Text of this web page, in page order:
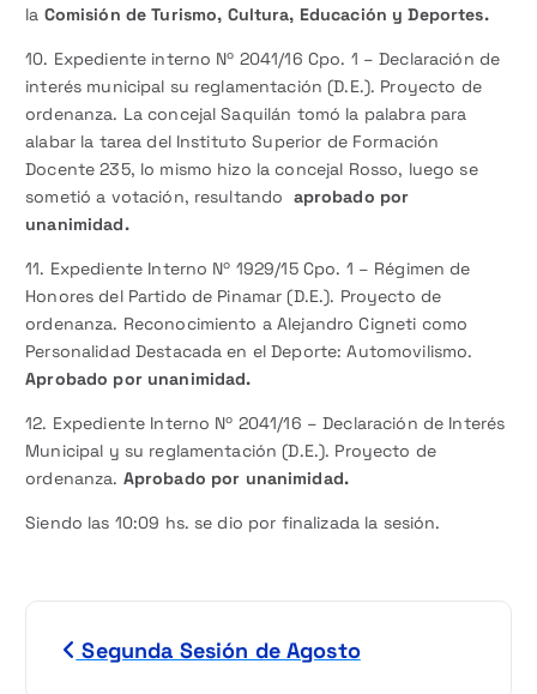
la Comisión de Turismo, Cultura, Educación y Deportes.
10. Expediente interno Nº 2041/16 Cpo. 1 – Declaración de
interés municipal su reglamentación (D.E.). Proyecto de
ordenanza. La concejal Saquilán tomó la palabra para
alabar la tarea del Instituto Superior de Formación
Docente 235, lo mismo hizo la concejal Rosso, luego se
sometió a votación, resultando aprobado por
unanimidad.
11. Expediente Interno Nº 1929/15 Cpo. 1 – Régimen de
Honores del Partido de Pinamar (D.E.). Proyecto de
ordenanza. Reconocimiento a Alejandro Cigneti como
Personalidad Destacada en el Deporte: Automovilismo.
Aprobado por unanimidad.
12. Expediente Interno Nº 2041/16 – Declaración de Interés
Municipal y su reglamentación (D.E.). Proyecto de
ordenanza. Aprobado por unanimidad.
Siendo las 10:09 hs. se dio por finalizada la sesión.
Segunda Sesión de Agosto